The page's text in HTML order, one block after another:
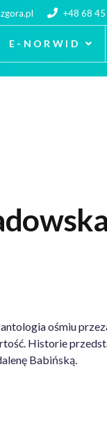
+48 68
E-NORWID
ośmiu
Historie
Babińską.